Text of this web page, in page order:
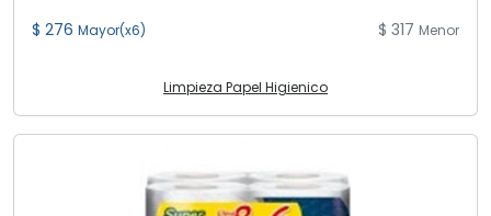
$ 276 Mayor(x6) $ 317 Menor
Limpieza Papel Higienico